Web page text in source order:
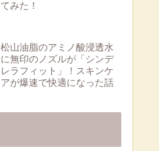
てみた！
松山油脂のアミノ酸浸透水
に無印のノズルが「シンデ
レラフィット」！スキンケ
アが爆速で快適になった話